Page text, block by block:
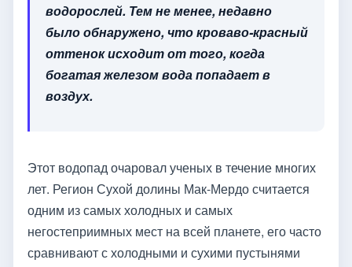
водорослей. Тем не менее, недавно
было обнаружено, что кроваво-красный
оттенок исходит от того, когда
богатая железом вода попадает в
воздух.
Этот водопад очаровал ученых в течение многих
лет. Регион Сухой долины Мак-Мердо считается
одним из самых холодных и самых
негостеприимных мест на всей планете, его часто
сравнивают с холодными и сухими пустынями